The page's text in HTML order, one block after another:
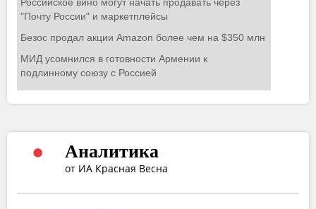
Аналитика
от ИА Красная Весна